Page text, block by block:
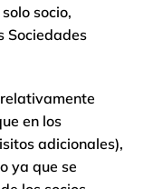
socio,
Sociedades
en los
adicionales),
ya que se